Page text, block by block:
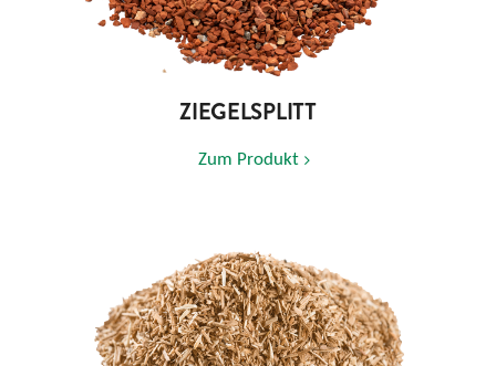
ZIEGELSPLITT
Zum Produkt